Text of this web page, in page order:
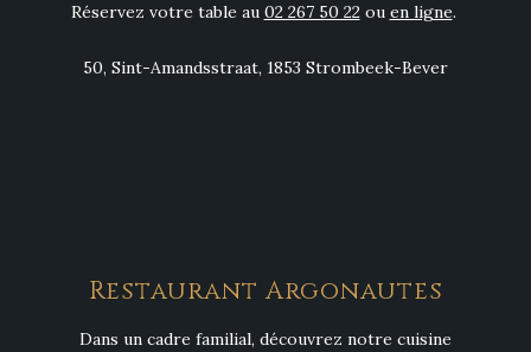
Réservez votre table au 02 267 50 22ou en ligne.
50, Sint-Amandsstraat, 1853 Strombeek-Bever
Restaurant Argonautes
Dans un cadre familial, découvrez notre cuisine